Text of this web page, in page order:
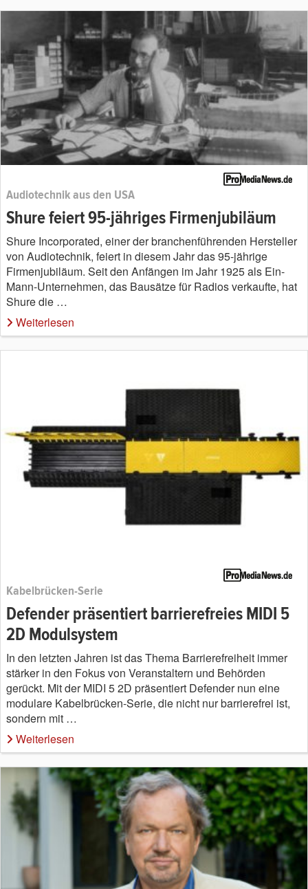
Audiotechnik aus den USA
Shure feiert 95-jähriges Firmenjubiläum
Shure Incorporated, einer der branchenführenden Hersteller
von Audiotechnik, feiert in diesem Jahr das 95-jährige
Firmenjubiläum. Seit den Anfängen im Jahr 1925 als Ein-
Mann-Unternehmen, das Bausätze für Radios verkaufte, hat
Shure die …
Weiterlesen
Kabelbrücken-Serie
Defender präsentiert barrierefreies MIDI 5
2D Modulsystem
In den letzten Jahren ist das Thema Barrierefreiheit immer
stärker in den Fokus von Veranstaltern und Behörden
gerückt. Mit der MIDI 5 2D präsentiert Defender nun eine
modulare Kabelbrücken-Serie, die nicht nur barrierefrei ist,
sondern mit …
Weiterlesen